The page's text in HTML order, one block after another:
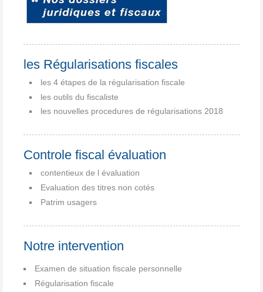
les Régularisations fiscales
les 4 étapes de la régularisation fiscale
les outils du fiscaliste
les nouvelles procedures de régularisations 2018
Controle fiscal évaluation
contentieux de l évaluation
Evaluation des titres non cotés
Patrim usagers
Notre intervention
Examen de situation fiscale personnelle
Régularisation fiscale